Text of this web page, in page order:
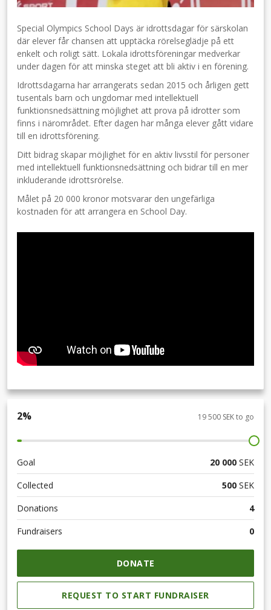
Special Olympics School Days är idrottsdagar för särskolan
där elever får chansen att upptäcka rörelseglädje på ett
enkelt och roligt sätt. Lokala idrottsföreningar medverkar
under dagen för att minska steget att bli aktiv i en förening.
Idrottsdagarna har arrangerats sedan 2015 och årligen gett
tusentals barn och ungdomar med intellektuell
funktionsnedsättning möjlighet att prova på idrotter som
finns i närområdet. Efter dagen har många elever gått vidare
till en idrottsförening.
Ditt bidrag skapar möjlighet för en aktiv livsstil för personer
med intellektuell funktionsnedsättning och bidrar till en mer
inkluderande idrottsrörelse.
Målet på 20 000 kronor motsvarar den ungefärliga
kostnaden för att arrangera en School Day.
2% 19 500 SEK to go
Goal 20 000 SEK
Collected
500 SEK
Donations
4
Fundraisers
0
DONATE
REQUEST TO START FUNDRAISER